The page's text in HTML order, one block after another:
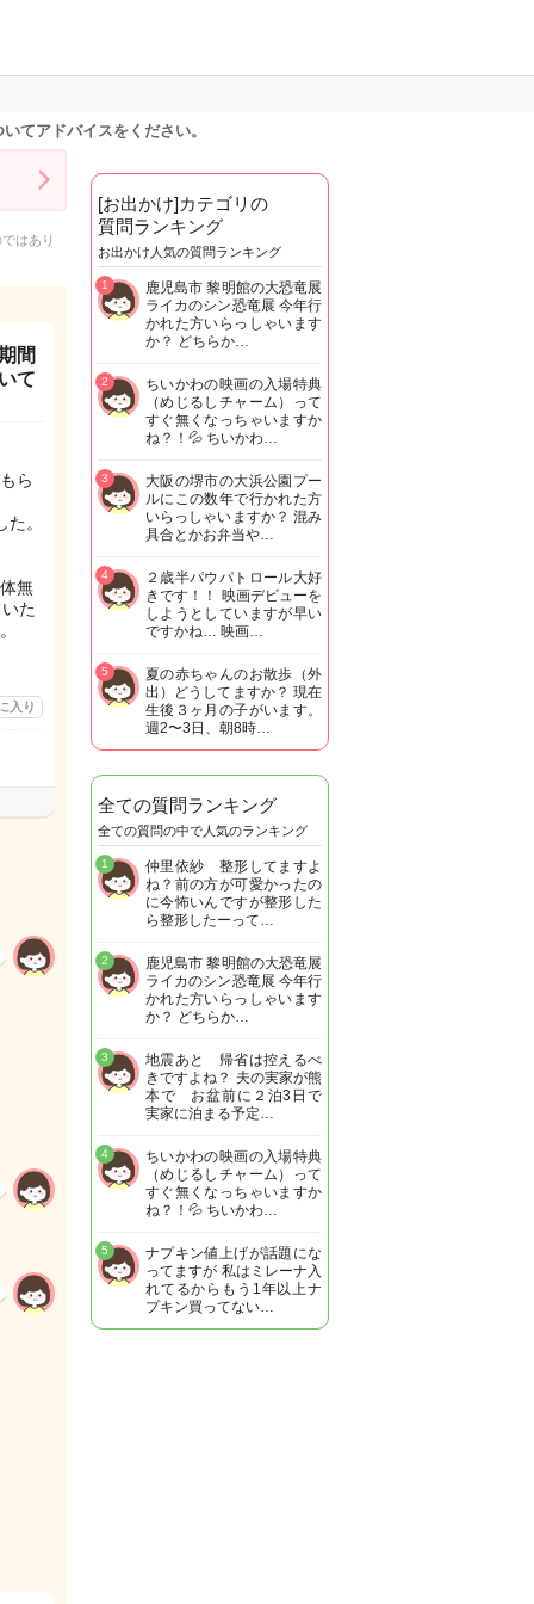
てアドバイスをください。
はあり
間
て
ら
。
無
た
入り
[お出かけ]カテゴリの
質問ランキング
お出かけ人気の質問ランキング
鹿児島市 黎明館の大恐竜展
ライカのシン恐竜展 今年行
かれた方いらっしゃいます
か？ どちらか…
1
ちいかわの映画の入場特典
（めじるしチャーム）って
すぐ無くなっちゃいますか
ね？！💦 ちいかわ…
2
大阪の堺市の大浜公園プー
ルにこの数年で行かれた方
いらっしゃいますか？ 混み
具合とかお弁当や…
3
２歳半パウパトロール大好
きです！！ 映画デビューを
しようとしていますが早い
ですかね… 映画…
4
夏の赤ちゃんのお散歩（外
出）どうしてますか？ 現在
生後３ヶ月の子がいます。
週2〜3日、朝8時…
5
全ての質問ランキング
全ての質問の中で人気のランキング
仲里依紗 整形してますよ
ね？前の方が可愛かったの
に今怖いんですが整形した
ら整形したーって…
1
鹿児島市 黎明館の大恐竜展
ライカのシン恐竜展 今年行
かれた方いらっしゃいます
か？ どちらか…
2
地震あと 帰省は控えるべ
きですよね？ 夫の実家が熊
本で お盆前に２泊3日で
実家に泊まる予定…
3
ちいかわの映画の入場特典
（めじるしチャーム）って
すぐ無くなっちゃいますか
ね？！💦 ちいかわ…
4
ナプキン値上げが話題にな
ってますが 私はミレーナ入
れてるからもう1年以上ナ
プキン買ってない…
5